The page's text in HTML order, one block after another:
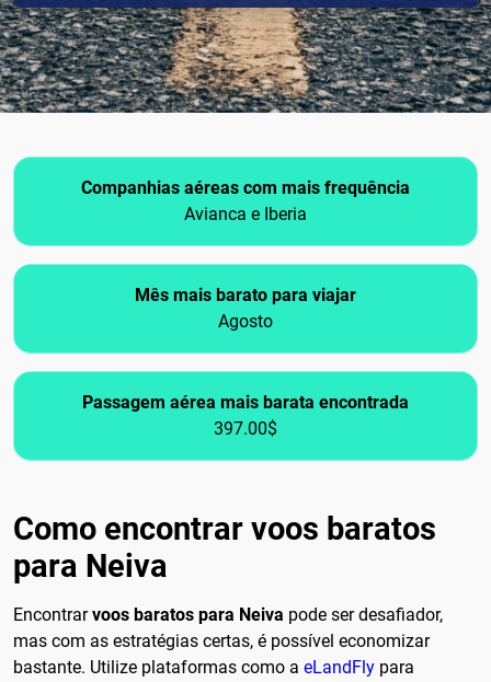
Companhias aéreas com mais frequência
Avianca e Iberia
Mês mais barato para viajar
Agosto
Passagem aérea mais barata encontrada
397.00$
Como encontrar voos baratos
para Neiva
Encontrarvoos baratos para Neiva pode ser desafiador,
mas com as estratégias certas, é possível economizar
bastante. Utilize plataformas como a eLandFly para